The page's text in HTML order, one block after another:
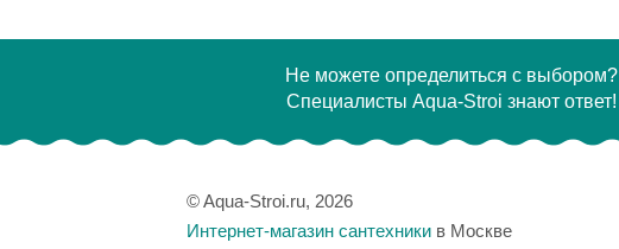
Не можете определиться с выбором?
Специалисты Aqua-Stroi знают ответ!
© Aqua-Stroi.ru, 2026
Интернет-магазин сантехники в Москве